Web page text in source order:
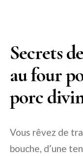
Secrets
au four
porc
Vous rêvez de
bouche, d’une